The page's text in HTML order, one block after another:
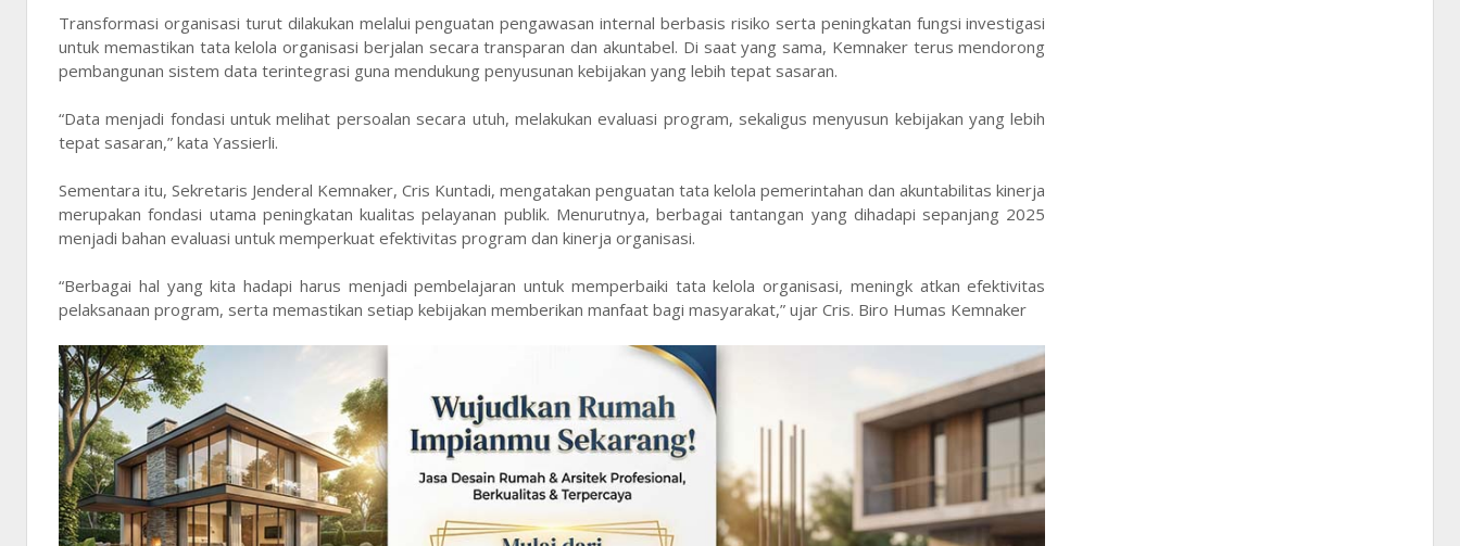
Transformasi organisasi turut dilakukan melalui penguatan pengawasan internal berbasis risiko serta peningkatan fungsi investigasi
untuk memastikan tata kelola organisasi berjalan secara transparan dan akuntabel. Di saat yang sama, Kemnaker terus mendorong
pembangunan sistem data terintegrasi guna mendukung penyusunan kebijakan yang lebih tepat sasaran.
“Data menjadi fondasi untuk melihat persoalan secara utuh, melakukan evaluasi program, sekaligus menyusun kebijakan yang lebih
tepat sasaran,” kata Yassierli.
Sementara itu, Sekretaris Jenderal Kemnaker, Cris Kuntadi, mengatakan penguatan tata kelola pemerintahan dan akuntabilitas kinerja
merupakan fondasi utama peningkatan kualitas pelayanan publik. Menurutnya, berbagai tantangan yang dihadapi sepanjang 2025
menjadi bahan evaluasi untuk memperkuat efektivitas program dan kinerja organisasi.
“Berbagai hal yang kita hadapi harus menjadi pembelajaran untuk memperbaiki tata kelola organisasi, meningk atkan efektivitas
pelaksanaan program, serta memastikan setiap kebijakan memberikan manfaat bagi masyarakat,” ujar Cris. Biro Humas Kemnaker